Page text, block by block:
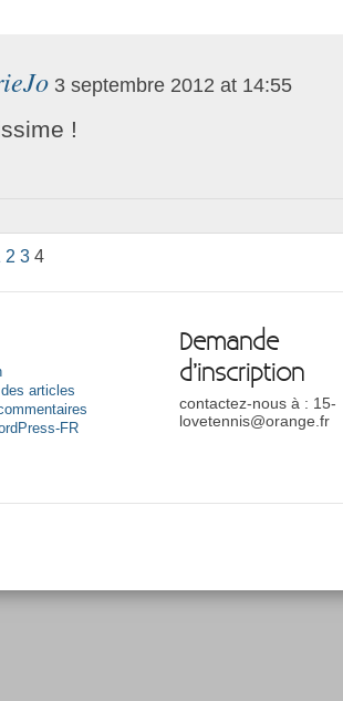
3 septembre 2012 at 14:55
!
2 3 4
des articles
FR
Demande
d’inscription
contactez-nous à : 15-
lovetennis@orange.fr